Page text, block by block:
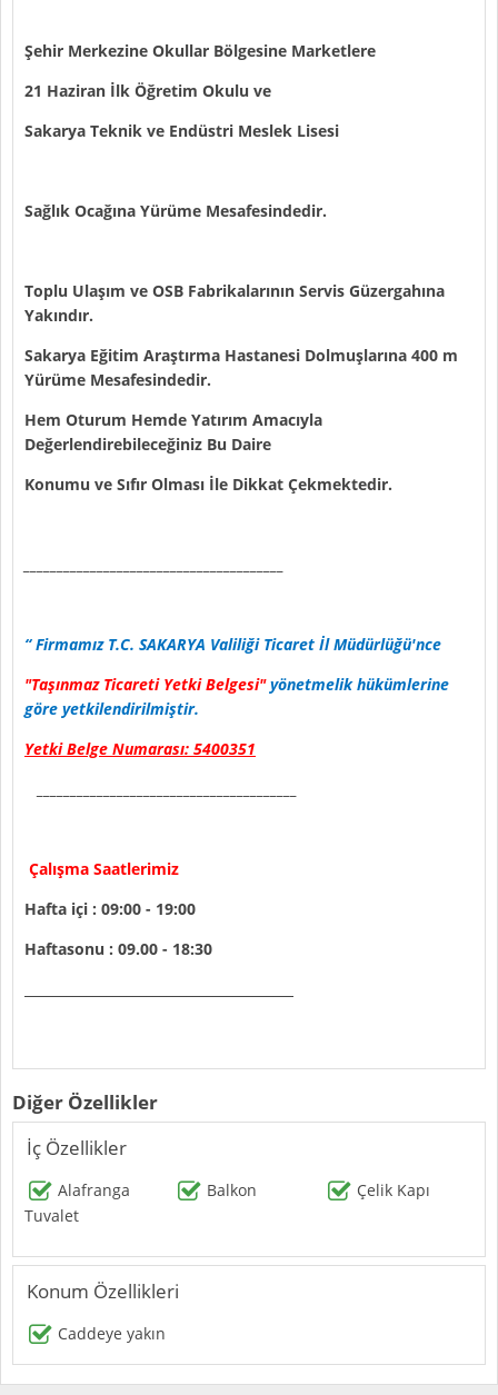
Şehir Merkezine Okullar Bölgesine Marketlere
21 Haziran İlk Öğretim Okulu ve
Sakarya Teknik ve Endüstri Meslek Lisesi
Sağlık Ocağına Yürüme Mesafesindedir.
Toplu Ulaşım ve OSB Fabrikalarının Servis Güzergahına
Yakındır.
Sakarya Eğitim Araştırma Hastanesi Dolmuşlarına 400 m
Yürüme Mesafesindedir.
Hem Oturum Hemde Yatırım Amacıyla
Değerlendirebileceğiniz Bu Daire
Konumu ve Sıfır Olması İle Dikkat Çekmektedir.
“ Firmamız T.C. SAKARYA Valiliği Ticaret İl Müdürlüğü'nce
"Taşınmaz Ticareti Yetki Belgesi"yönetmelik hükümlerine
göre yetkilendirilmiştir.
Yetki Belge Numarası: 5400351
Çalışma Saatlerimiz
Hafta içi : 09:00 - 19:00
Haftasonu : 09.00 - 18:30
Diğer Özellikler
İç Özellikler
Alafranga
Tuvalet
Balkon Çelik Kapı
Konum Özellikleri
Caddeye yakın